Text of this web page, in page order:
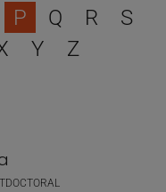
P Q R
S
Y Z